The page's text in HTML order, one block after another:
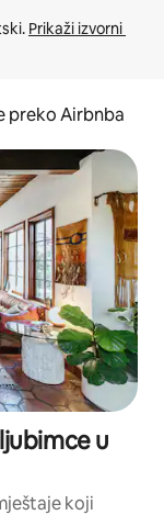
Prikaži izvorni
preko Airbnba
u
koji